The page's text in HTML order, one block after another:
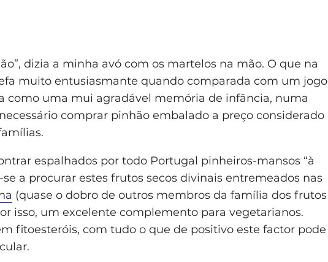
dizia a minha avó com os martelos na mão. O que na
muito entusiasmante quando comparada com um jogo
como uma mui agradável memória de infância, numa
comprar pinhão embalado a preço considerado
espalhados por todo Portugal pinheiros-mansos “à
a procurar estes frutos secos divinais entremeados nas
(quase o dobro de outros membros da família dos frutos
isso, um excelente complemento para vegetarianos.
fitoesteróis, com tudo o que de positivo este factor pode